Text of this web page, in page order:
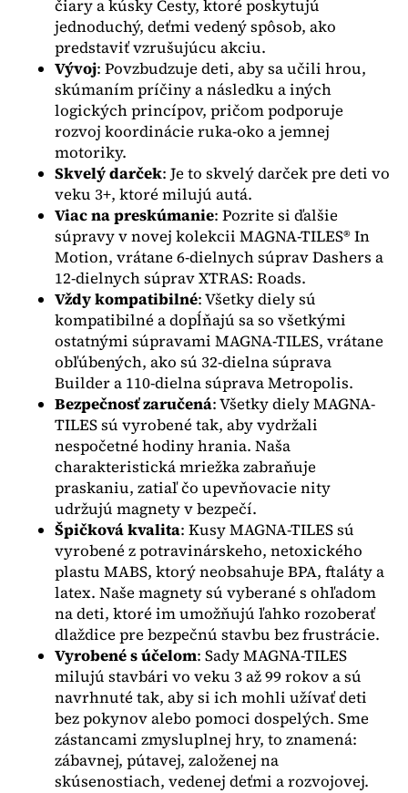
čiary a kúsky Cesty, ktoré poskytujú
jednoduchý, deťmi vedený spôsob, ako
predstaviť vzrušujúcu akciu.
Vývoj: Povzbudzuje deti, aby sa učili hrou,
skúmaním príčiny a následku a iných
logických princípov, pričom podporuje
rozvoj koordinácie ruka-oko a jemnej
motoriky.
Skvelý darček: Je to skvelý darček pre deti vo
veku 3+, ktoré milujú autá.
Viac na preskúmanie: Pozrite si ďalšie
súpravy v novej kolekcii MAGNA-TILES® In
Motion, vrátane 6-dielnych súprav Dashers a
12-dielnych súprav XTRAS: Roads.
Vždy kompatibilné: Všetky diely sú
kompatibilné a dopĺňajú sa so všetkými
ostatnými súpravami MAGNA-TILES, vrátane
obľúbených, ako sú 32-dielna súprava
Builder a 110-dielna súprava Metropolis.
Bezpečnosť zaručená: Všetky diely MAGNA-
TILES sú vyrobené tak, aby vydržali
nespočetné hodiny hrania. Naša
charakteristická mriežka zabraňuje
praskaniu, zatiaľ čo upevňovacie nity
udržujú magnety v bezpečí.
Špičková kvalita: Kusy MAGNA-TILES sú
vyrobené z potravinárskeho, netoxického
plastu MABS, ktorý neobsahuje BPA, ftaláty a
latex. Naše magnety sú vyberané s ohľadom
na deti, ktoré im umožňujú ľahko rozoberať
dlaždice pre bezpečnú stavbu bez frustrácie.
Vyrobené s účelom: Sady MAGNA-TILES
milujú stavbári vo veku 3 až 99 rokov a sú
navrhnuté tak, aby si ich mohli užívať deti
bez pokynov alebo pomoci dospelých. Sme
zástancami zmysluplnej hry, to znamená:
zábavnej, pútavej, založenej na
skúsenostiach, vedenej deťmi a rozvojovej.